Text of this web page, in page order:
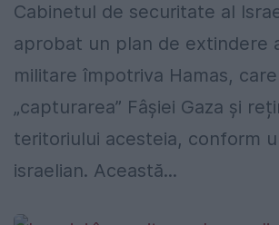
Cabinetul de securitate al
aprobat un plan de extindere
militare împotriva Hamas,
„capturarea” Fâșiei Gaza și
teritoriului acesteia, conform
israelian. Această...